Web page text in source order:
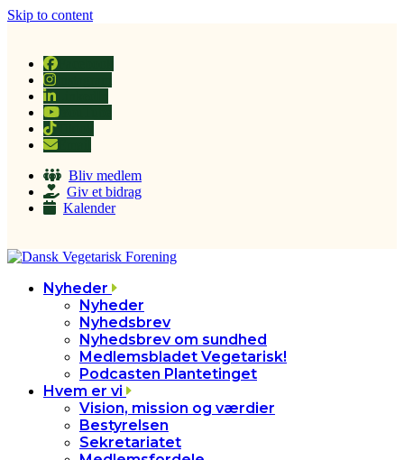
Skip to content
Tiktok
Bliv medlem
Giv et bidrag
Kalender
Nyheder
Nyheder
Nyhedsbrev
Nyhedsbrev om sundhed
Medlemsbladet Vegetarisk!
Podcasten Plantetinget
Hvem er vi
Vision, mission og værdier
Bestyrelsen
Sekretariatet